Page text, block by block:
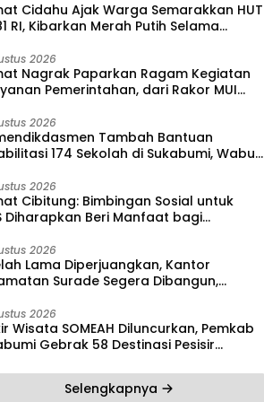
Cidahu Ajak Warga Semarakkan HUT
RI, Kibarkan Merah Putih Selama
2026
Nagrak Paparkan Ragam Kegiatan
Pemerintahan, dari Rakor MUI
2026
Tambah Bantuan
174 Sekolah di Sukabumi, Wabup
2026
Cibitung: Bimbingan Sosial untuk
Diharapkan Beri Manfaat bagi
2026
Lama Diperjuangkan, Kantor
Surade Segera Dibangun,
2026
Wisata SOMEAH Diluncurkan, Pemkab
Gebrak 58 Destinasi Pesisir
Selengkapnya